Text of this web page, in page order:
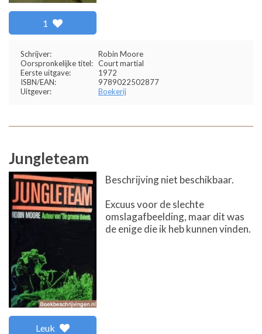
1
Schrijver:
Robin Moore
Oorspronkelijke titel: Court martial
Eerste uitgave:
1972
ISBN/EAN:
9789022502877
Uitgever:
Boekerij
Jungleteam
Leuk
Beschrijving niet beschikbaar.
Excuus voor de slechte
omslagafbeelding, maar dit was
de enige die ik heb kunnen vinden.